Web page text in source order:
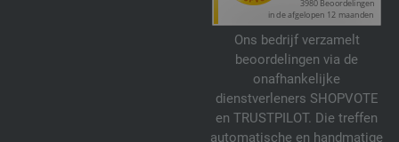
Ons bedrijf verzamelt
beoordelingen via de
onafhankelijke
dienstverleners SHOPVOTE
en TRUSTPILOT. Die treffen
automatische en handmatige